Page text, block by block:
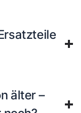
älter –